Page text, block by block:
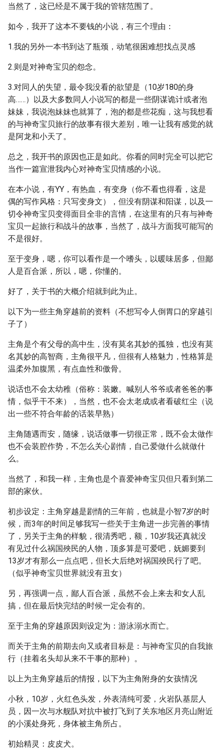
当然了，这已经是不属于我的管辖范围了。
如今，我开了这本不要钱的小说，有三个理由：
1.我的另外一本书到达了瓶颈，动笔很困难想找点灵感
2.则是对神奇宝贝的怨念。
3.对同人的失望，最令我没看的欲望是（10岁180的身
高……）以及大多数同人小说写的都是一些阴谋诡计或者泡
妹妹，我说泡妹妹也就算了，泡的都是些花痴，这与我想看
的与神奇宝贝旅行的故事有很大差别，唯一让我有感觉的就
是阿龙和小天了。
总之，我开书的原因也正是如此。你看的同时完全可以把它
当作一篇宣泄我内心对神奇宝贝情感的小说。
在本小说，有YY，有热血，有变身（你不看也得看，这是
偶的写作风格：只写变身文），但没有阴谋和阳谋，以及一
切令神奇宝贝变得面目全非的言情，在这里有的只有与神奇
宝贝一起旅行和战斗的故事，当然了，战斗方面我可能写的
不是很好。
至于变身，嗯，你可以看作是一个嗜头，以暖味居多，但鄙
人是百合派，所以，嗯，你懂的。
好了，关于书的大概介绍就到此为止。
以下为一些主角穿越前的资料（不想写令人倒胃口的穿越引
子了）
主角是个有父母的高中生，没有莫名其妙的孤独，也没有莫
名其妙的高智商，主角很平凡，但很有人格魅力，性格算是
温柔外加腹黑，有点血性和傲骨。
说话也不会太幼稚（俗称：装嫩。喊别人爷爷或者爸爸的事
情，似乎干不来），当然，也不会太老成或者看破红尘（说
出一些不符合年龄的话装早熟）
主角随遇而安，随缘，说话做事一切很正常，既不会太做作
也不会装腔作势，不怎么关心剧情，自己爱做什么就做什
么。
当然了，和我一样，主角也是个喜爱神奇宝贝但只看到第二
部的家伙。
初步设定：主角穿越是剧情的三年前，也就是小智7岁的时
候，而3年的时间足够我写一些关于主角进一步完善的事情
了，另关于主角的样貌，很清秀吧，额，10岁我还真就没
有见过什么祸国殃民的人物，顶多算是可爱吧，妩媚要到
13岁才有那么一点点吧，但长大后绝对祸国殃民行了吧。
（似乎神奇宝贝世界就没有丑女）
另，再强调一点，鄙人百合派，虽然不会上来去和女人乱
搞，但在最后快完结的时候一定会有的。
至于主角的穿越原因则设定为：游泳溺水而亡。
而关于主角的前期去向又或者目标是：与神奇宝贝的自我旅
行（挂着名头却从来不干事的那种）。
以上为主角穿越后的情报，以下为主角附身的女孩情况
小秋，10岁，火红色头发，外表清纯可爱，火岩队基层人
员，因一次与水舰队对抗中被打飞到了关东地区月亮山附近
的小溪处身死，身体被主角所占。
初始精灵：皮皮犬。